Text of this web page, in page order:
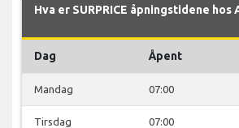
Hva er SURPRICE åpningstidene
Dag Åpent
Mandag 07:00
Tirsdag 07:00